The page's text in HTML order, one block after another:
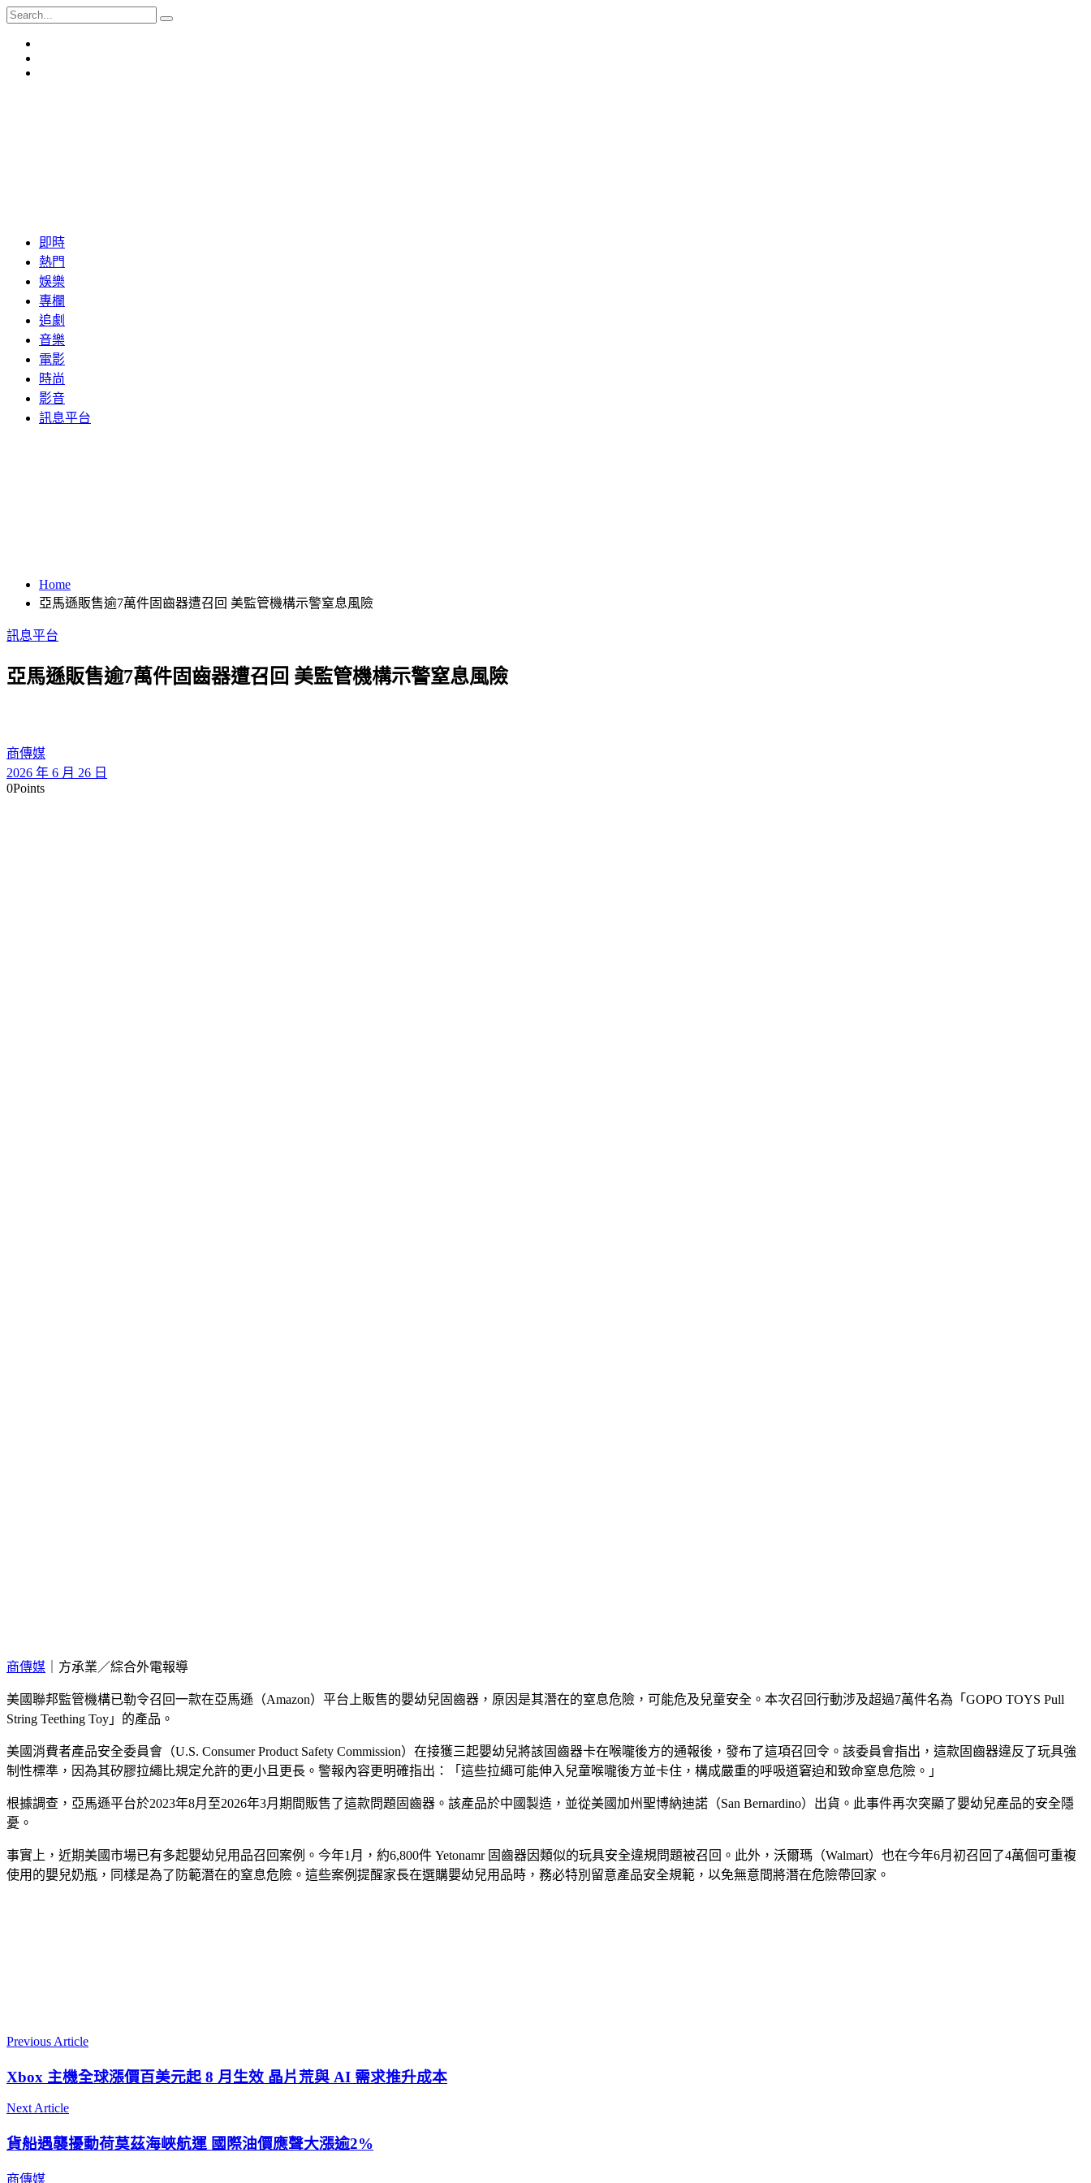
即時
熱門
娛樂
專欄
追劇
音樂
電影
時尚
影音
訊息平台
Home
亞馬遜販售逾7萬件固齒器遭召回 美監管機構示警窒息風險
訊息平台
亞馬遜販售逾7萬件固齒器遭召回 美監管機構示警窒息風險
商傳媒
2026 年 6 月 26 日
0Points
商傳媒 ｜方承業／綜合外電報導
美國聯邦監管機構已勒令召回一款在亞馬遜（Amazon）平台上販售的嬰幼兒固齒器，原因是其潛在的窒息危險，可能危及兒童安全。本次召回行動涉及超過7萬件名為「GOPO TOYS Pull
String Teething Toy」的產品。
美國消費者產品安全委員會（U.S. Consumer Product Safety Commission）在接獲三起嬰幼兒將該固齒器卡在喉嚨後方的通報後，發布了這項召回令。該委員會指出，這款固齒器違反了玩具強
制性標準，因為其矽膠拉繩比規定允許的更小且更長。警報內容更明確指出：「這些拉繩可能伸入兒童喉嚨後方並卡住，構成嚴重的呼吸道窘迫和致命窒息危險。」
根據調查，亞馬遜平台於2023年8月至2026年3月期間販售了這款問題固齒器。該產品於中國製造，並從美國加州聖博納迪諾（San Bernardino）出貨。此事件再次突顯了嬰幼兒產品的安全隱
憂。
事實上，近期美國市場已有多起嬰幼兒用品召回案例。今年1月，約6,800件 Yetonamr 固齒器因類似的玩具安全違規問題被召回。此外，沃爾瑪（Walmart）也在今年6月初召回了4萬個可重複
使用的嬰兒奶瓶，同樣是為了防範潛在的窒息危險。這些案例提醒家長在選購嬰幼兒用品時，務必特別留意產品安全規範，以免無意間將潛在危險帶回家。
Previous Article
Xbox 主機全球漲價百美元起 8 月生效 晶片荒與 AI 需求推升成本
Next Article
貨船遇襲擾動荷莫茲海峽航運 國際油價應聲大漲逾2%
商傳媒